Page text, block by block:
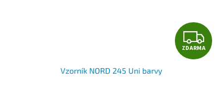
Z
D
ZDARMA
Vzorník NORD 245 Uni barvy